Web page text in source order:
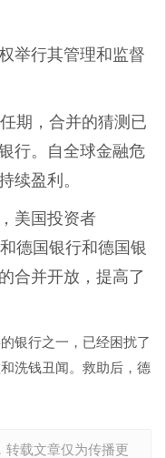
举行其管理和监督
期，合并的猜测已
行。自全球金融危
续盈利。
美国投资者
德国银行和德国银
合并开放，提高了
银行之一，已经困扰了
洗钱丑闻。救助后，德
转载文章仅为传播更